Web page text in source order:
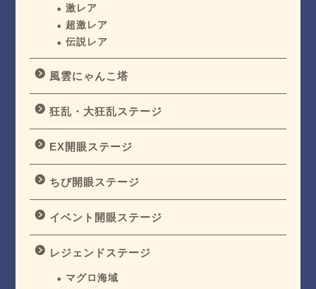
激レア
超激レア
伝説レア
風雲にゃんこ塔
狂乱・大狂乱ステージ
EX開眼ステージ
ちび開眼ステージ
イベント開眼ステージ
レジェンドステージ
マグロ海域